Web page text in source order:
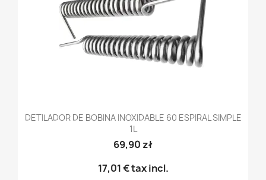
DETILADOR DE BOBINA INOXIDABLE 60 ESPIRAL SIMPLE
1L
69,90 zł
17,01 €tax incl.